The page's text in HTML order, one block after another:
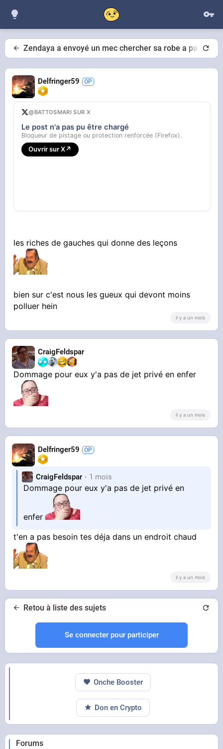
Zendaya a envoyé un mec chercher sa robe a paris en
Delfringer59
@BATTOSMARI SUR X
Le post n'a pas pu être chargé
Bloqueur de pistage ou protection renforcée (Firefox).
Ouvrir sur X↗
les riches de gauches qui donne des leçons
bien sur c'est nous les gueux qui devont moins
polluer hein
il y a un mois
CraigFeldspar
Dommage pour eux y'a pas de jet privé en enfer
il y a un mois
Delfringer59
CraigFeldspar 1 mois
Dommage pour eux y'a pas de jet privé en
enfer
t'en a pas besoin tes déja dans un endroit chaud
il y a un mois
Retou à liste des sujets
Se connecter pour participer
Forums
Onche Booster
Don en Crypto